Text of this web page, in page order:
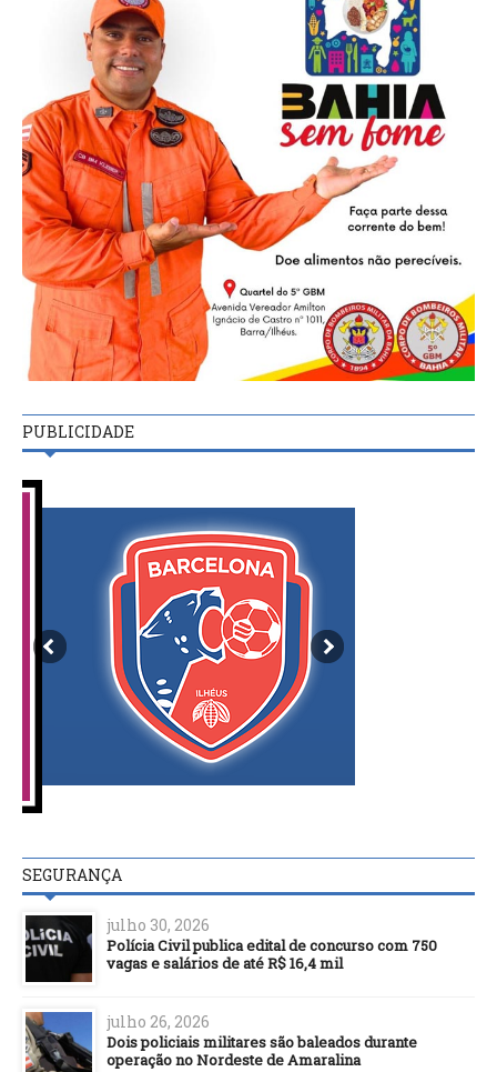
PUBLICIDADE
SEGURANÇA
julho 30, 2026
Polícia Civil publica edital de concurso com 750
vagas e salários de até R$ 16,4 mil
julho 26, 2026
Dois policiais militares são baleados durante
operação no Nordeste de Amaralina